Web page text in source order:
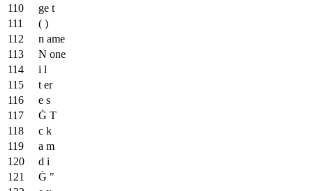
ge t
( )
n ame
N one
i l
t er
e s
Ġ T
c k
a m
d i
Ġ "